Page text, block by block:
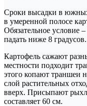
Сроки высадки в
в умеренной полосе
Обязательное условие
падать ниже 8 градусов.
Картофель сажают
местности подходит
этого копают траншеи
слой растительных
вверх. Присыпают
составляет 60 см.